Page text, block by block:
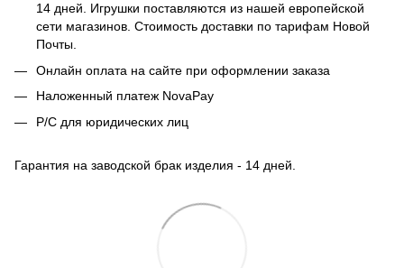
14 дней. Игрушки поставляются из нашей европейской
сети магазинов. Стоимость доставки по тарифам Новой
Почты.
Онлайн оплата на сайте при оформлении заказа
Наложенный платеж NovaPay
Р/С для юридических лиц
Гарантия на заводской брак изделия - 14 дней.